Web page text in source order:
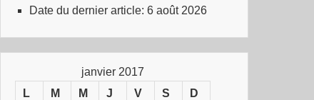
Date du dernier article: 6 août 2026
janvier 2017
L
M M J V S D